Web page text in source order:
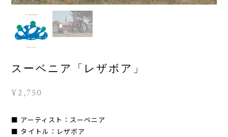
スーベニア「レザボア」
¥2,750
■ アーティスト：スーベニア
■ タイトル：レザボア